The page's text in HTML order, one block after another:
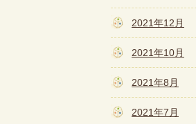
2021年12月
2021年10月
2021年8月
2021年7月